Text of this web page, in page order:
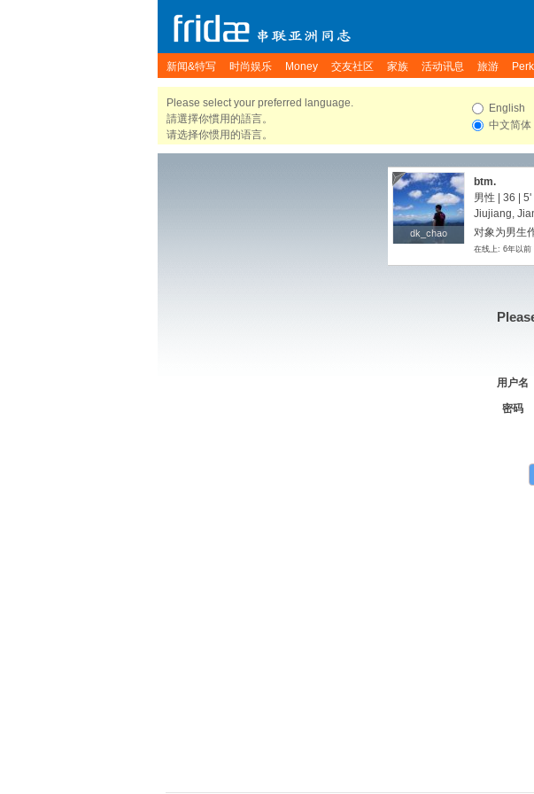
新闻&特写 时尚娱乐 Money 交友社区 家族 活动讯息 旅游
Please select your preferred language.
請選擇你慣用的語言。
请选择你惯用的语言。
English
中文简体
dk_chao
dk_chao
btm.
男性 | 36 | 5'
Jiujiang,
对象为男生
在线上: 6年以前
用户名
密码